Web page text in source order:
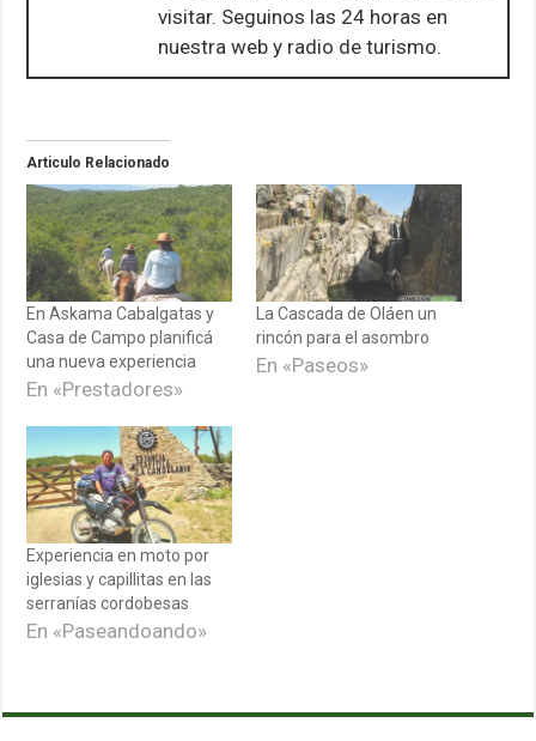
visitar. Seguinos las 24 horas en
nuestra web y radio de turismo.
Articulo Relacionado
En Askama Cabalgatas y
Casa de Campo planificá
una nueva experiencia
En «Prestadores»
La Cascada de Oláen un
rincón para el asombro
En «Paseos»
Experiencia en moto por
iglesias y capillitas en las
serranías cordobesas
En «Paseandoando»